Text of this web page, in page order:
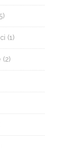
(1)
(2)